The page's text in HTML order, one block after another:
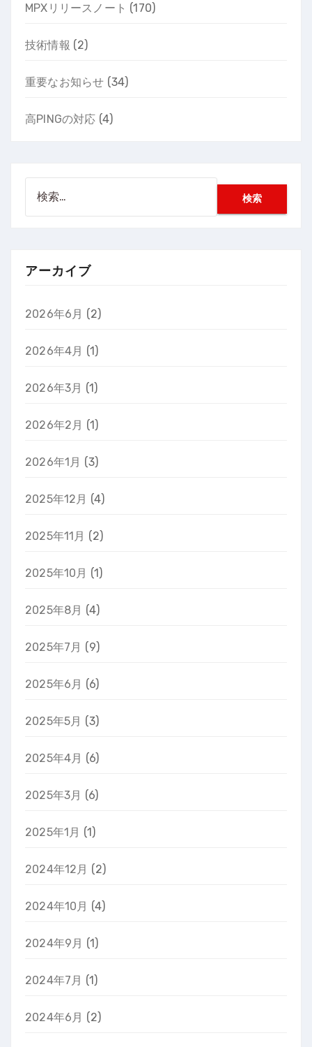
MPXリリースノート (170)
技術情報 (2)
重要なお知らせ (34)
高PINGの対応 (4)
アーカイブ
2026年6月 (2)
2026年4月 (1)
2026年3月 (1)
2026年2月 (1)
2026年1月 (3)
2025年12月 (4)
2025年11月 (2)
2025年10月 (1)
2025年8月 (4)
2025年7月 (9)
2025年6月 (6)
2025年5月 (3)
2025年4月 (6)
2025年3月 (6)
2025年1月 (1)
2024年12月 (2)
2024年10月 (4)
2024年9月 (1)
2024年7月 (1)
2024年6月 (2)